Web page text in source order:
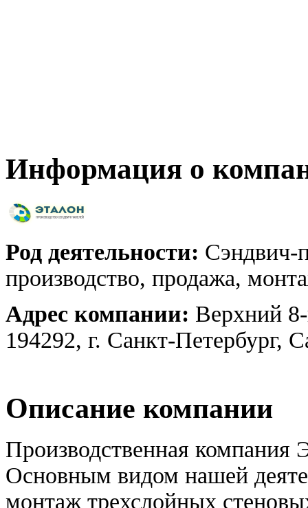
Информация о
Род деятельности: Сэндвич-
производство, продажа,
Адрес компании: Верхний
194292, г. Санкт-Петербург,
Описание компании
Производственная компания
Основным видом нашей
монтаж трехслойных